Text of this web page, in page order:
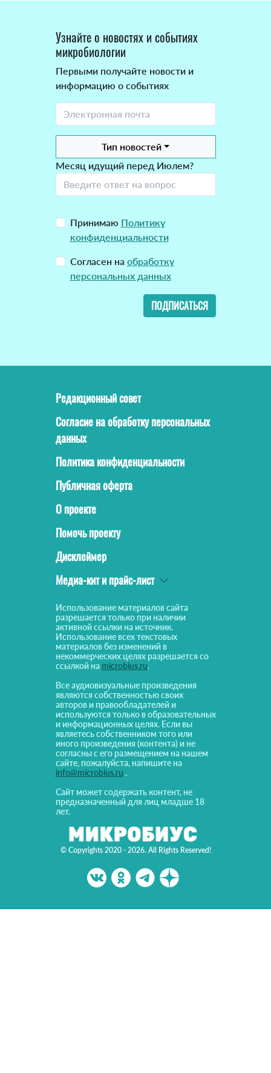
Узнайте о новостях и событиях
микробиологии
Первыми получайте новости и
информацию о событиях
Тип новостей
Месяц идущий перед Июлем?
Принимаю Политику
конфиденциальности
Согласен на обработку
персональных данных
ПОДПИСАТЬСЯ
© Copyrights 2020 - 2026. All Rights Reserved!
Редакционный совет
Согласие на обработку персональных
данных
Политика конфиденциальности
Публичная оферта
О проекте
Помочь проекту
Дисклеймер
Медиа-кит и прайс-лист
Использование материалов сайта
разрешается только при наличии
активной ссылки на источник.
Использование всех текстовых
материалов без изменений в
некоммерческих целях разрешается со
ссылкой на microbius.ru.
Все аудиовизуальные произведения
являются собственностью своих
авторов и правообладателей и
используются только в образовательных
и информационных целях. Если вы
являетесь собственником того или
иного произведения (контента) и не
согласны с его размещением на нашем
сайте, пожалуйста, напишите на
info@microbius.ru .
Сайт может содержать контент, не
предназначенный для лиц младше 18
лет.